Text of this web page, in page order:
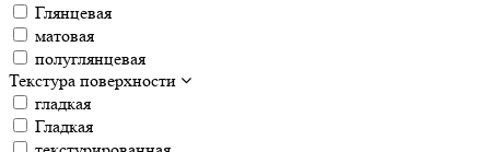
Глянцевая
матовая
полуглянцевая
Текстура поверхности
гладкая
Гладкая